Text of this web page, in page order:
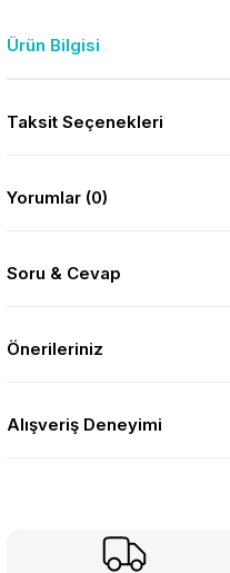
Ürün Bilgisi
Taksit Seçenekleri
Yorumlar (0)
Soru & Cevap
Önerileriniz
Alışveriş Deneyimi